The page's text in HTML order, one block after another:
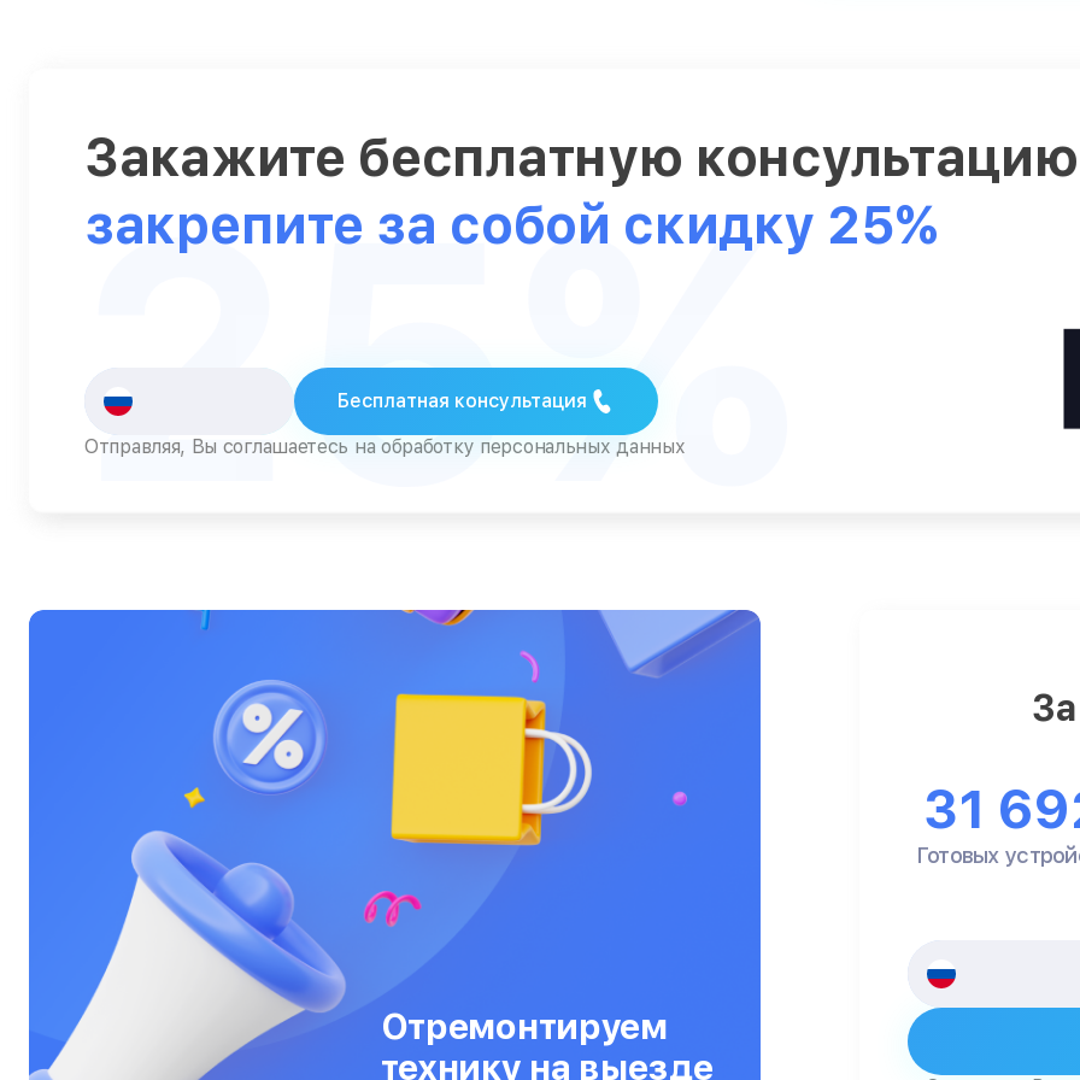
Снегоуборщики
Стедикамы
Сушильные машины
Телевизоры
Телефоны
Фены
Холодильники
Цифровые бинокли
Экшн-камеры
Электровелосипеды
Электросамокаты
Эхолоты
Закажите бесплатную
закрепите за собой скидку 25%
Бесплатная консультация
Отправляя, Вы соглашаетесь на обработку персональных данных
25%
Отремонтируем
технику на выезде
31
Готовых